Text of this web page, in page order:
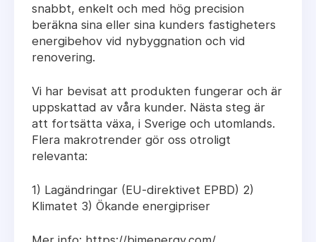
snabbt, enkelt och med hög precision
beräkna sina eller sina kunders fastigheters
energibehov vid nybyggnation och vid
renovering.
Vi har bevisat att produkten fungerar och är
uppskattad av våra kunder. Nästa steg är
att fortsätta växa, i Sverige och utomlands.
Flera makrotrender gör oss otroligt
relevanta:
1) Lagändringar (EU-direktivet EPBD) 2)
Klimatet 3) Ökande energipriser